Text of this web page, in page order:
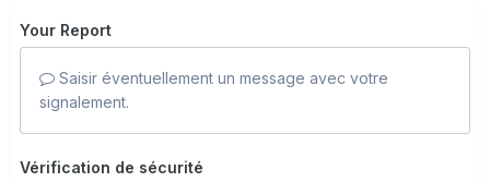
Your Report
Saisir éventuellement un message avec votre
signalement.
Vérification de sécurité